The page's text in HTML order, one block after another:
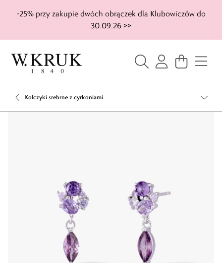
-25% przy zakupie dwóch obrączek dla Klubowiczów do
30.09.26 >>
Kolczyki srebrne z cyrkoniami